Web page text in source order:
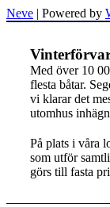
Neve | Powered by
Med över 10
flesta båtar.
vi klarar det
utomhus
På plats i våra
som utför
görs till fasta